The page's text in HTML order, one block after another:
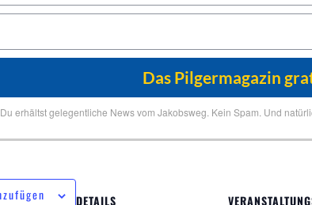
Du erhältst gelegentliche News vom Jakobsweg. Kein Spam. Und
DETAILS